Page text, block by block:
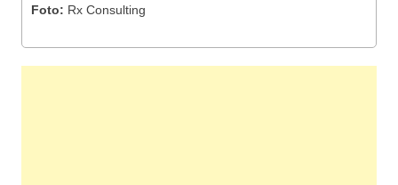
Foto: Rx Consulting